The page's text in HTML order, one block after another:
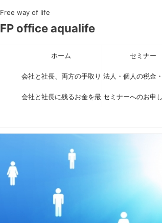
Free way of life
FP office aqualife
ホーム セミナー
会社と社長、両方の手取り
を最大化する新スキーム公
法人・個人の税金
対策で手取り（可
会社と社長に残るお金を最 セミナーへのお申